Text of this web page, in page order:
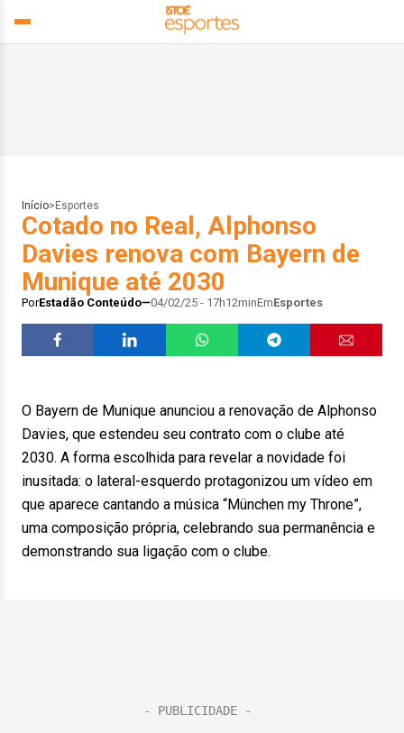
Início> Esportes
Cotado no Real, Alphonso
Davies renova com Bayern de
Munique até 2030
PorEstadão Conteúdo 04/02/25 - 17h12minEmEsportes
O Bayern de Munique anunciou a renovação de Alphonso
Davies, que estendeu seu contrato com o clube até
2030. A forma escolhida para revelar a novidade foi
inusitada: o lateral-esquerdo protagonizou um vídeo em
que aparece cantando a música “München my Throne”,
uma composição própria, celebrando sua permanência e
demonstrando sua ligação com o clube.